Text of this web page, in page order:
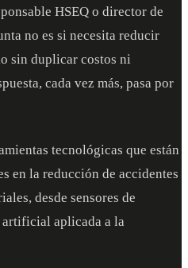
HSEQ o director de
no es si necesita reducir
sin duplicar costos ni
cada vez más, pasa por
tecnológicas que están
en la reducción de accidentes
desde sensores de
aplicada a la